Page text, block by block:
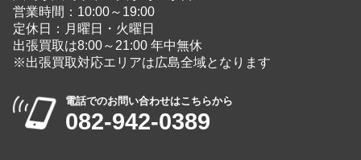
営業時間：10:00～19:00
定休日：月曜日・火曜日
出張買取は8:00～21:00 年中無休